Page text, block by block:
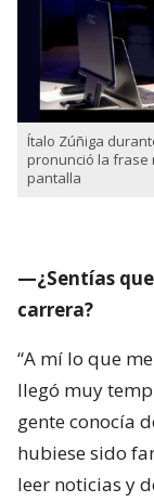
Ítalo Zúñiga
pronunció la frase
pantalla
—¿Sentías
carrera?
“A mí lo que
llegó muy
gente conocía
hubiese sido
leer noticias y